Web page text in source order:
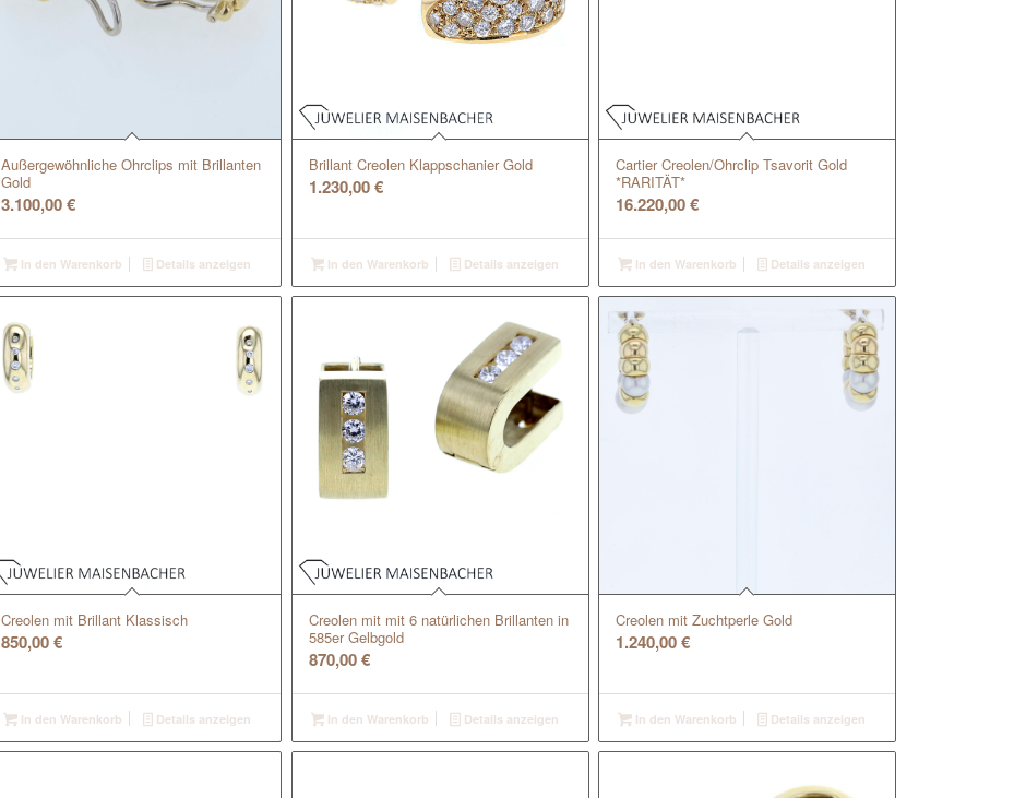
Außergewöhnliche Ohrclips mit Brillanten
Gold
3.100,00€
In den Warenkorb Details anzeigen
Brillant Creolen Klappschanier Gold
1.230,00€
In den Warenkorb Details anzeigen
Cartier Creolen/Ohrclip Tsavorit Gold
*RARITÄT*
16.220,00€
In den Warenkorb Details anzeigen
Creolen mit Brillant Klassisch
850,00€
In den Warenkorb Details anzeigen
Creolen mit mit 6 natürlichen Brillanten in
585er Gelbgold
870,00€
In den Warenkorb Details anzeigen
Creolen mit Zuchtperle Gold
1.240,00€
In den Warenkorb Details anzeigen